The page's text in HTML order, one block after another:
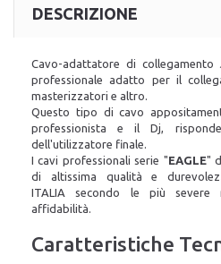
DESCRIZIONE
Cavo-adattatore di collegamento
professionale adatto per il
masterizzatori e altro.
Questo tipo di cavo
professionista e il Dj,
dell'utilizzatore finale.
I cavi professionali serie "EAGLE"
di altissima qualità e
ITALIA secondo le più severe
affidabilità.
Caratteristiche